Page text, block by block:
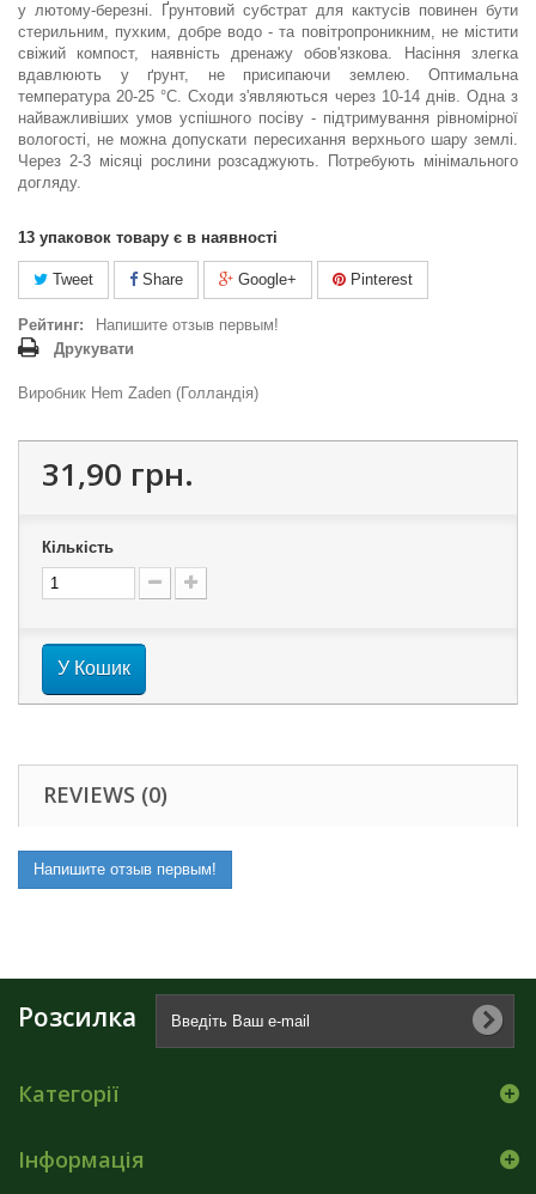
у лютому-березні. Ґрунтовий субстрат для кактусів повинен бути
стерильним, пухким, добре водо - та повітропроникним, не містити
свіжий компост, наявність дренажу обов'язкова. Насіння злегка
вдавлюють у ґрунт, не присипаючи землею. Оптимальна
температура 20-25 °С. Сходи з'являються через 10-14 днів. Одна з
найважливіших умов успішного посіву - підтримування рівномірної
вологості, не можна допускати пересихання верхнього шару землі.
Через 2-3 місяці рослини розса­джують. Потребують мінімального
догляду.
13 упаковок товару є в наявності
Tweet Share Google+ Pinterest
Рейтинг:
Напишите отзыв первым!
Друкувати
Виробник Hem Zaden (Голландія)
31,90 грн.
Кількість
У Кошик
REVIEWS (0)
Напишите отзыв первым!
Розсилка
Категорії
Інформація